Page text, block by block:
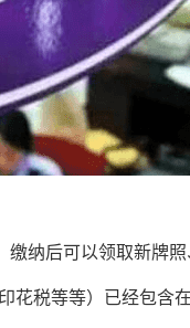
纳后可以领取新牌照
税等等）已经包含